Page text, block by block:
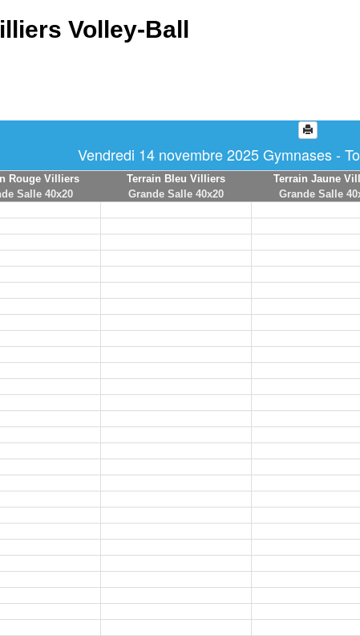
Volley-Ball
Vendredi 14 novembre 2025 Gymnases -
Rouge Villiers
Salle 40x20
Terrain Bleu Villiers
Grande Salle 40x20
Terrain Jaune
Grande Salle